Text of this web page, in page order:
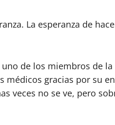
La esperanza de
de los miembros de
médicos gracias por su
veces no se ve, pero